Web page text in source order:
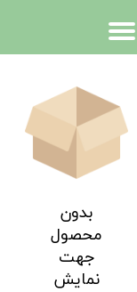
بدون
محصول
جهت
نمایش